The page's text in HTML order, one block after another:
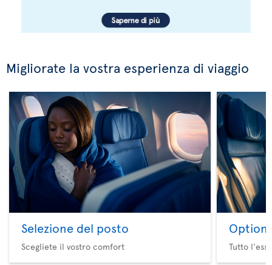
Migliorate la vostra esperienza di viaggio
Selezione del posto
Scegliete il vostro comfort
Option
Tutto